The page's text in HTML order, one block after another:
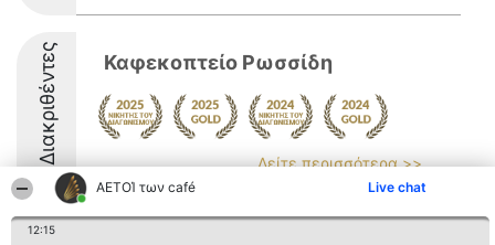
ΑΕΤΟΊ των café Live chat
12:15
Διακριθέντες Καφεκοπτείο Ρωσσίδη
Δείτε περισσότερα >>